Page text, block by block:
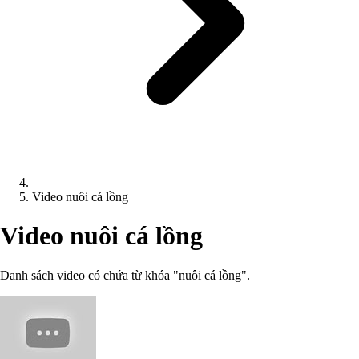
Video nuôi cá lồng
Video nuôi cá lồng
Danh sách video có chứa từ khóa "nuôi cá lồng".